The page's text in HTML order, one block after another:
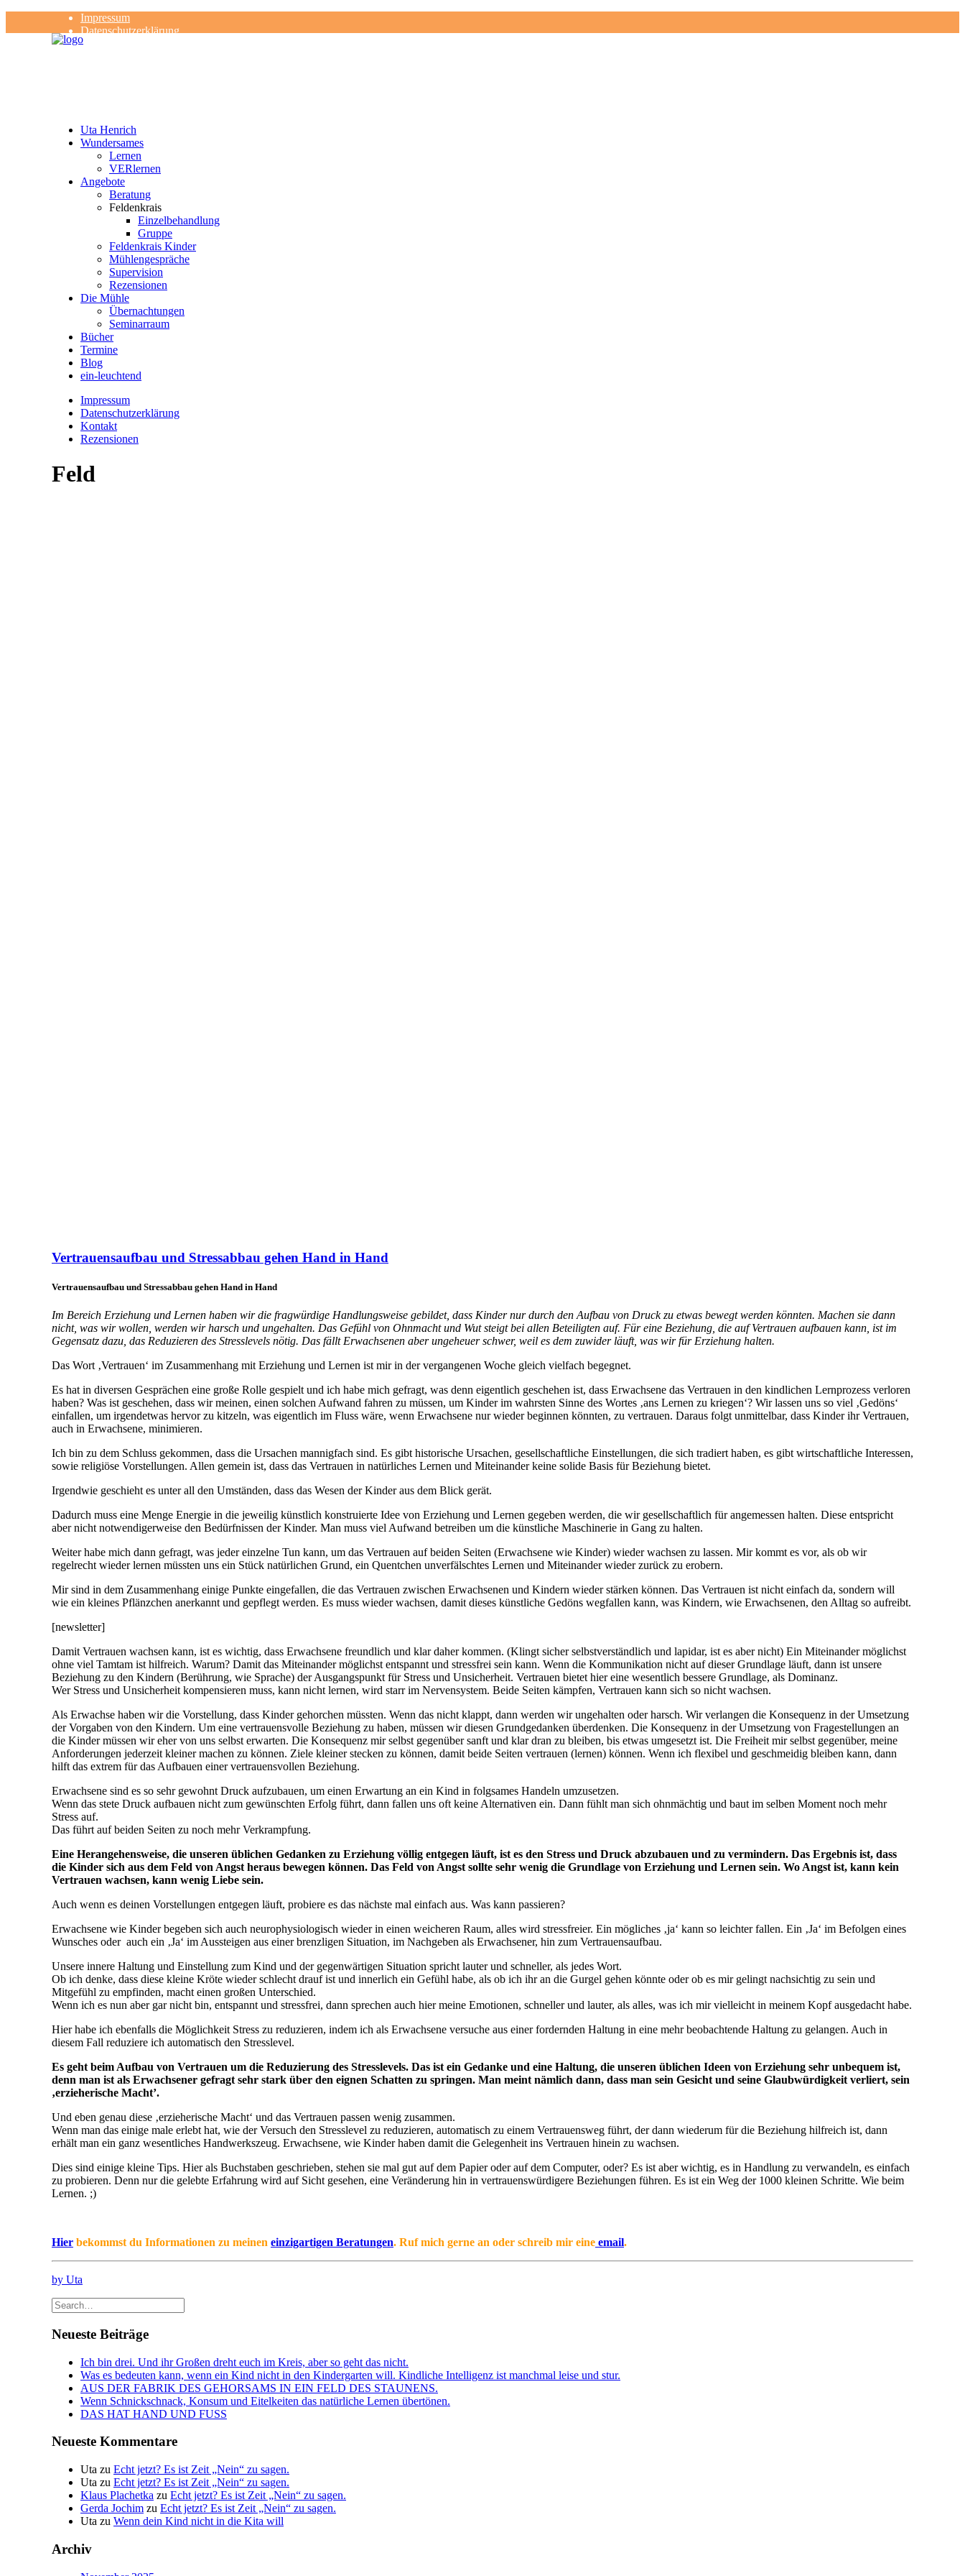
Impressum
Datenschutzerklärung
Kontakt
Uta Henrich
Wundersames
Lernen
VERlernen
Angebote
Beratung
Feldenkrais
Einzelbehandlung
Gruppe
Feldenkrais Kinder
Mühlengespräche
Supervision
Rezensionen
Die Mühle
Übernachtungen
Seminarraum
Bücher
Termine
Blog
ein-leuchtend
Impressum
Datenschutzerklärung
Kontakt
Rezensionen
Feld
Vertrauensaufbau und Stressabbau gehen Hand in Hand
Vertrauensaufbau und Stressabbau gehen Hand in Hand
Im Bereich Erziehung und Lernen haben wir die fragwürdige Handlungsweise gebildet, dass Kinder nur durch den Aufbau von Druck zu etwas bewegt werden könnten. Machen sie dann
nicht, was wir wollen, werden wir harsch und ungehalten. Das Gefühl von Ohnmacht und Wut steigt bei allen Beteiligten auf. Für eine Beziehung, die auf Vertrauen aufbauen kann, ist im
Gegensatz dazu, das Reduzieren des Stresslevels nötig. Das fällt Erwachsenen aber ungeheuer schwer, weil es dem zuwider läuft, was wir für Erziehung halten.
Das Wort ‚Vertrauen‘ im Zusammenhang mit Erziehung und Lernen ist mir in der vergangenen Woche gleich vielfach begegnet.
Es hat in diversen Gesprächen eine große Rolle gespielt und ich habe mich gefragt, was denn eigentlich geschehen ist, dass Erwachsene das Vertrauen in den kindlichen Lernprozess verloren
haben? Was ist geschehen, dass wir meinen, einen solchen Aufwand fahren zu müssen, um Kinder im wahrsten Sinne des Wortes ‚ans Lernen zu kriegen‘? Wir lassen uns so viel ‚Gedöns‘
einfallen, um irgendetwas hervor zu kitzeln, was eigentlich im Fluss wäre, wenn Erwachsene nur wieder beginnen könnten, zu vertrauen. Daraus folgt unmittelbar, dass Kinder ihr Vertrauen,
auch in Erwachsene, minimieren.
Ich bin zu dem Schluss gekommen, dass die Ursachen mannigfach sind. Es gibt historische Ursachen, gesellschaftliche Einstellungen, die sich tradiert haben, es gibt wirtschaftliche Interessen,
sowie religiöse Vorstellungen. Allen gemein ist, dass das Vertrauen in natürliches Lernen und Miteinander keine solide Basis für Beziehung bietet.
Irgendwie geschieht es unter all den Umständen, dass das Wesen der Kinder aus dem Blick gerät.
Dadurch muss eine Menge Energie in die jeweilig künstlich konstruierte Idee von Erziehung und Lernen gegeben werden, die wir gesellschaftlich für angemessen halten. Diese entspricht
aber nicht notwendigerweise den Bedürfnissen der Kinder. Man muss viel Aufwand betreiben um die künstliche Maschinerie in Gang zu halten.
Weiter habe mich dann gefragt, was jeder einzelne Tun kann, um das Vertrauen auf beiden Seiten (Erwachsene wie Kinder) wieder wachsen zu lassen. Mir kommt es vor, als ob wir
regelrecht wieder lernen müssten uns ein Stück natürlichen Grund, ein Quentchen unverfälschtes Lernen und Miteinander wieder zurück zu erobern.
Mir sind in dem Zusammenhang einige Punkte eingefallen, die das Vertrauen zwischen Erwachsenen und Kindern wieder stärken können. Das Vertrauen ist nicht einfach da, sondern will
wie ein kleines Pflänzchen anerkannt und gepflegt werden. Es muss wieder wachsen, damit dieses künstliche Gedöns wegfallen kann, was Kindern, wie Erwachsenen, den Alltag so aufreibt.
[newsletter]
Damit Vertrauen wachsen kann, ist es wichtig, dass Erwachsene freundlich und klar daher kommen. (Klingt sicher selbstverständlich und lapidar, ist es aber nicht) Ein Miteinander möglichst
ohne viel Tamtam ist hilfreich. Warum? Damit das Miteinander möglichst entspannt und stressfrei sein kann. Wenn die Kommunikation nicht auf dieser Grundlage läuft, dann ist unsere
Beziehung zu den Kindern (Berührung, wie Sprache) der Ausgangspunkt für Stress und Unsicherheit. Vertrauen bietet hier eine wesentlich bessere Grundlage, als Dominanz.
Wer Stress und Unsicherheit kompensieren muss, kann nicht lernen, wird starr im Nervensystem. Beide Seiten kämpfen, Vertrauen kann sich so nicht wachsen.
Als Erwachse haben wir die Vorstellung, dass Kinder gehorchen müssten. Wenn das nicht klappt, dann werden wir ungehalten oder harsch. Wir verlangen die Konsequenz in der Umsetzung
der Vorgaben von den Kindern. Um eine vertrauensvolle Beziehung zu haben, müssen wir diesen Grundgedanken überdenken. Die Konsequenz in der Umsetzung von Fragestellungen an
die Kinder müssen wir eher von uns selbst erwarten. Die Konsequenz mir selbst gegenüber sanft und klar dran zu bleiben, bis etwas umgesetzt ist. Die Freiheit mir selbst gegenüber, meine
Anforderungen jederzeit kleiner machen zu können. Ziele kleiner stecken zu können, damit beide Seiten vertrauen (lernen) können. Wenn ich flexibel und geschmeidig bleiben kann, dann
hilft das extrem für das Aufbauen einer vertrauensvollen Beziehung.
Erwachsene sind es so sehr gewohnt Druck aufzubauen, um einen Erwartung an ein Kind in folgsames Handeln umzusetzen.
Wenn das stete Druck aufbauen nicht zum gewünschten Erfolg führt, dann fallen uns oft keine Alternativen ein. Dann fühlt man sich ohnmächtig und baut im selben Moment noch mehr
Stress auf.
Das führt auf beiden Seiten zu noch mehr Verkrampfung.
Eine Herangehensweise, die unseren üblichen Gedanken zu Erziehung völlig entgegen läuft, ist es den Stress und Druck abzubauen und zu vermindern. Das Ergebnis ist, dass
die Kinder sich aus dem Feld von Angst heraus bewegen können. Das Feld von Angst sollte sehr wenig die Grundlage von Erziehung und Lernen sein. Wo Angst ist, kann kein
Vertrauen wachsen, kann wenig Liebe sein.
Auch wenn es deinen Vorstellungen entgegen läuft, probiere es das nächste mal einfach aus. Was kann passieren?
Erwachsene wie Kinder begeben sich auch neurophysiologisch wieder in einen weicheren Raum, alles wird stressfreier. Ein mögliches ‚ja‘ kann so leichter fallen. Ein ‚Ja‘ im Befolgen eines
Wunsches oder auch ein ‚Ja‘ im Aussteigen aus einer brenzligen Situation, im Nachgeben als Erwachsener, hin zum Vertrauensaufbau.
Unsere innere Haltung und Einstellung zum Kind und der gegenwärtigen Situation spricht lauter und schneller, als jedes Wort.
Ob ich denke, dass diese kleine Kröte wieder schlecht drauf ist und innerlich ein Gefühl habe, als ob ich ihr an die Gurgel gehen könnte oder ob es mir gelingt nachsichtig zu sein und
Mitgefühl zu empfinden, macht einen großen Unterschied.
Wenn ich es nun aber gar nicht bin, entspannt und stressfrei, dann sprechen auch hier meine Emotionen, schneller und lauter, als alles, was ich mir vielleicht in meinem Kopf ausgedacht habe.
Hier habe ich ebenfalls die Möglichkeit Stress zu reduzieren, indem ich als Erwachsene versuche aus einer fordernden Haltung in eine mehr beobachtende Haltung zu gelangen. Auch in
diesem Fall reduziere ich automatisch den Stresslevel.
Es geht beim Aufbau von Vertrauen um die Reduzierung des Stresslevels. Das ist ein Gedanke und eine Haltung, die unseren üblichen Ideen von Erziehung sehr unbequem ist,
denn man ist als Erwachsener gefragt sehr stark über den eignen Schatten zu springen. Man meint nämlich dann, dass man sein Gesicht und seine Glaubwürdigkeit verliert, sein
‚erzieherische Macht’.
Und eben genau diese ‚erzieherische Macht‘ und das Vertrauen passen wenig zusammen.
Wenn man das einige male erlebt hat, wie der Versuch den Stresslevel zu reduzieren, automatisch zu einem Vertrauensweg führt, der dann wiederum für die Beziehung hilfreich ist, dann
erhält man ein ganz wesentliches Handwerkszeug. Erwachsene, wie Kinder haben damit die Gelegenheit ins Vertrauen hinein zu wachsen.
Dies sind einige kleine Tips. Hier als Buchstaben geschrieben, stehen sie mal gut auf dem Papier oder auf dem Computer, oder? Es ist aber wichtig, es in Handlung zu verwandeln, es einfach
zu probieren. Denn nur die gelebte Erfahrung wird auf Sicht gesehen, eine Veränderung hin in vertrauenswürdigere Beziehungen führen. Es ist ein Weg der 1000 kleinen Schritte. Wie beim
Lernen. ;)
Hier bekommst du Informationen zu meinen einzigartigen Beratungen. Ruf mich gerne an oder schreib mir eine email.
by Uta
Neueste Beiträge
Ich bin drei. Und ihr Großen dreht euch im Kreis, aber so geht das nicht.
Was es bedeuten kann, wenn ein Kind nicht in den Kindergarten will. Kindliche Intelligenz ist manchmal leise und stur.
AUS DER FABRIK DES GEHORSAMS IN EIN FELD DES STAUNENS.
Wenn Schnickschnack, Konsum und Eitelkeiten das natürliche Lernen übertönen.
DAS HAT HAND UND FUSS
Neueste Kommentare
Uta zu Echt jetzt? Es ist Zeit „Nein“ zu sagen.
Uta zu Echt jetzt? Es ist Zeit „Nein“ zu sagen.
Klaus Plachetka zu Echt jetzt? Es ist Zeit „Nein“ zu sagen.
Gerda Jochim zu Echt jetzt? Es ist Zeit „Nein“ zu sagen.
Uta zu Wenn dein Kind nicht in die Kita will
Archiv